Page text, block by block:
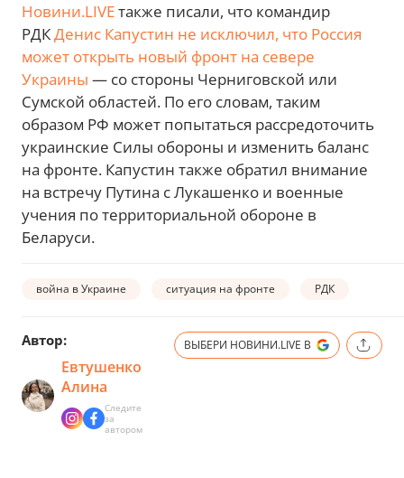
Новини.LIVEтакже писали, что командир
РДКДенис Капустин не исключил, что Россия
может открыть новый фронт на севере
Украины — со стороны Черниговской или
Сумской областей. По его словам, таким
образом РФ может попытаться рассредоточить
украинские Силы обороны и изменить баланс
на фронте. Капустин также обратил внимание
на встречу Путина с Лукашенко и военные
учения по территориальной обороне в
Беларуси.
война в Украине ситуация на фронте РДК
Автор:
Евтушенко
Алина
Следите
за
автором
ВЫБЕРИ НОВИНИ.LIVE В